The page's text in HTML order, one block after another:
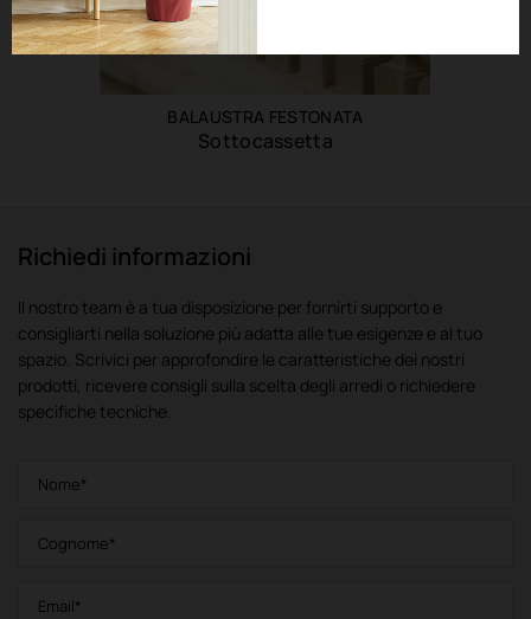
BALAUSTRA FESTONATA
Sottocassetta
Richiedi informazioni
Il nostro team è a tua disposizione per fornirti supporto e
consigliarti nella soluzione più adatta alle tue esigenze e al tuo
spazio. Scrivici per approfondire le caratteristiche dei nostri
prodotti, ricevere consigli sulla scelta degli arredi o richiedere
specifiche tecniche.